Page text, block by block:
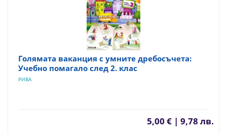
Голямата ваканция с умните дребосъчета:
Учебно помагало след 2. клас
РИВА
5,00 € | 9,78 лв.